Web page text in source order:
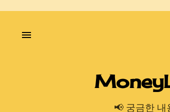
📢 궁금한 내